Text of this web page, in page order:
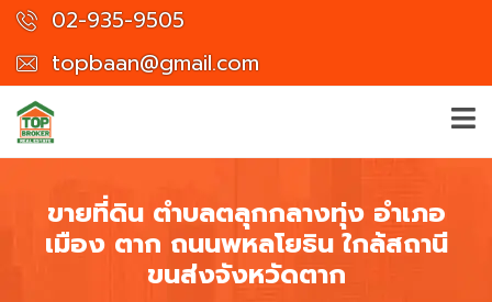
02-935-9505
topbaan@gmail.com
ขายที่ดิน ตำบลตลุกกลางทุ่ง อำเภอ
เมือง ตาก ถนนพหลโยธิน ใกล้สถานี
ขนส่งจังหวัดตาก